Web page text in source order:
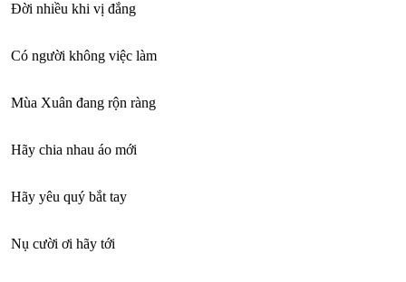
Đời nhiều khi vị đắng
Có người không việc làm
Mùa Xuân đang rộn ràng
Hãy chia nhau áo mới
Hãy yêu quý bắt tay
Nụ cười ơi hãy tới